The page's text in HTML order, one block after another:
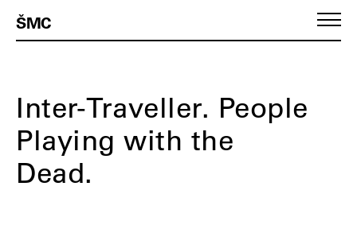
ŠMC
Inter-Traveller. People
Playing with the
Dead.